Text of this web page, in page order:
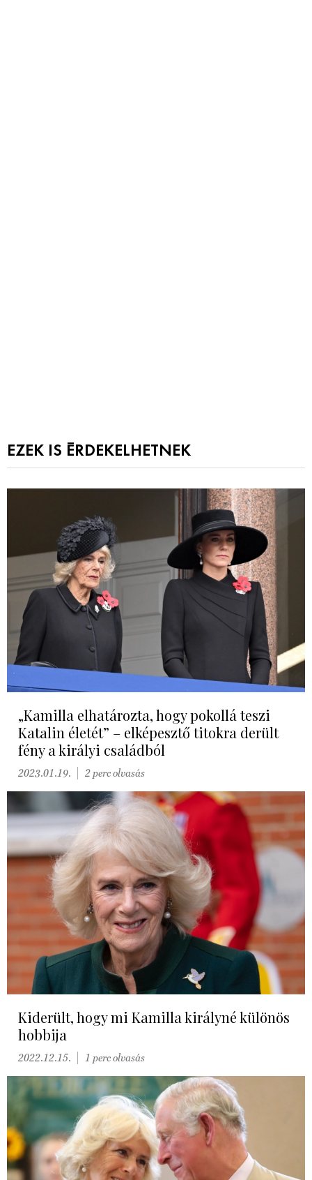
EZEK IS ÉRDEKELHETNEK
„Kamilla elhatározta, hogy pokollá teszi
Katalin életét” – elképesztő titokra derült
fény a királyi családból
2023.01.19. 2 perc olvasás
Kiderült, hogy mi Kamilla királyné különös
hobbija
2022.12.15. 1 perc olvasás